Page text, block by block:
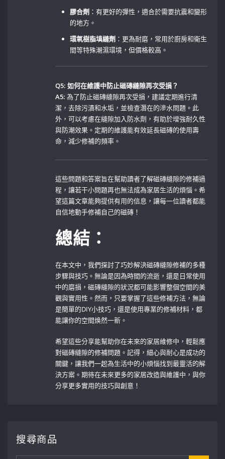
膠合劑 ：有更好的彈性，適合於需要抗震和變形
的地方。
環氧樹脂填縫劑 ：更為耐磨，常用於廚房和衛生
間等特殊潮濕環境，但價格較高。
Q5: 如何在維護中防止磁磚縫隙再次受損？
A5: 為了防止磁磚縫隙再次受損，建議定期進行清
潔，去除污漬和水垢，並檢查潛在的滲水問題。此
外，可以考慮在縫隙加入防水劑，有助於增強耐久性
與防潮效果。定期的維護能有效延長磁磚的使用壽
命，減少修補的頻率。
這些問題和答案旨在幫助讀者了解磁磚縫隙的修補過
程，讓若干小問題再也無法成為家居生活的煩惱。希
望這篇文章能夠提供有用的信息，讓每一位讀者都能
自信地動手修補自己的磁磚！
總結：
在本文中，我們探討了巧妙解決磁磚縫隙修補的多種
步驟與技巧。無論是因為時間的流逝，還是日常使用
中的磨損，磁磚縫隙的狀況都可能影響整個空間的美
觀與實用性。然而，只要掌握了這些修補方法，無論
是簡單的DIY小技巧，還是使用專業的修補材料，都
能讓你的空間焕然一新。
希望這些分享能幫助你在未來的家居維修中，輕鬆應
對磁磚縫隙的修補問題。記得，細心與耐心是成功的
關鍵，讓我們一起為生活中的小煩惱找到最靈活的解
決方案。期待在未來更多的家居改造與維護中，與你
分享更多實用的技巧與創意！
搜尋商品